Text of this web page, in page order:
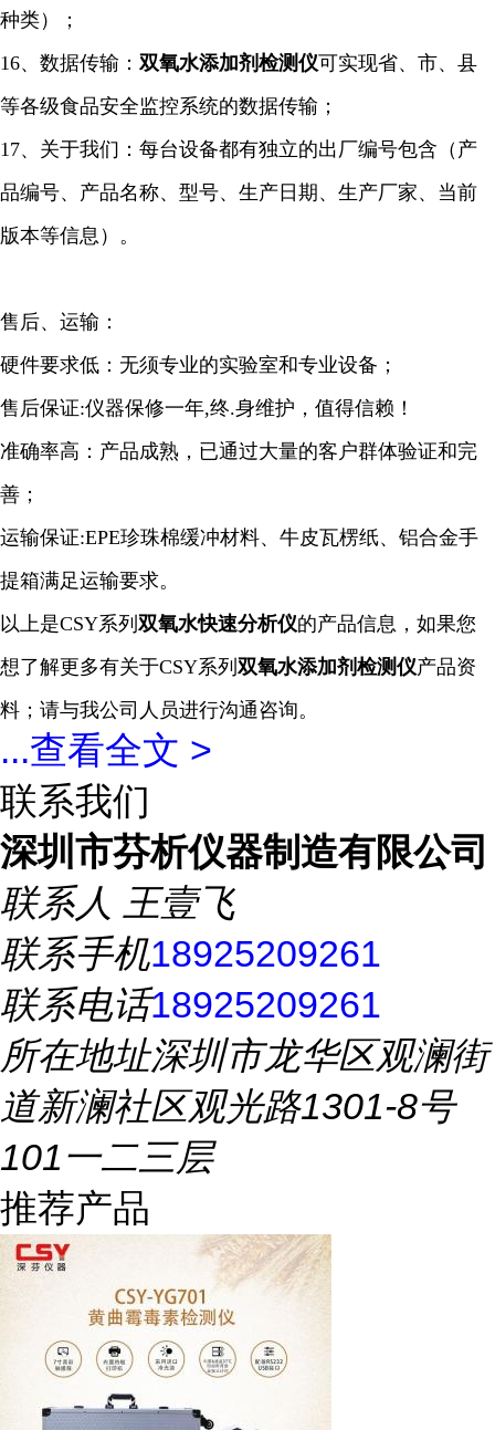
种类）；
16、数据传输： 双氧水添加剂检测仪可实现省、市、县
等各级食品安全监控系统的数据传输；
17、关于我们：每台设备都有独立的出厂编号包含（产
品编号、产品名称、型号、生产日期、生产厂家、当前
版本等信息）。
售后、运输：
硬件要求低：无须专业的实验室和专业设备；
售后保证:仪器保修一年,终.身维护，值得信赖！
准确率高：产品成熟，已通过大量的客户群体验证和完
善；
运输保证:EPE珍珠棉缓冲材料、牛皮瓦楞纸、铝合金手
提箱满足运输要求。
以上是CSY系列 双氧水快速分析仪的产品信息，如果您
想了解更多有关于CSY系列 双氧水添加剂检测仪产品资
料；请与我公司人员进行沟通咨询。
...查看全文 >
联系我们
深圳市芬析仪器制造有限公司
联系人 王壹飞
联系手机18925209261
联系电话18925209261
所在地址深圳市龙华区观澜街
道新澜社区观光路1301-8号
101一二三层
推荐产品